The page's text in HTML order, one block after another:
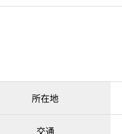
所在地
交通